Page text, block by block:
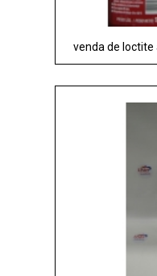
venda de loctite